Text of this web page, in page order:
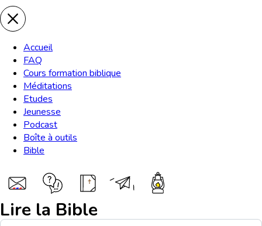
Accueil
FAQ
Cours formation biblique
Méditations
Etudes
Jeunesse
Podcast
Boîte à outils
Bible
Lire la Bible